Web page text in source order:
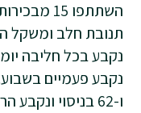
תנובת חלב ומשקל
נקבע בכל חליבה
ו-62 בניסוי ונקבע הרכב חומצות השומן של שומן החלב.